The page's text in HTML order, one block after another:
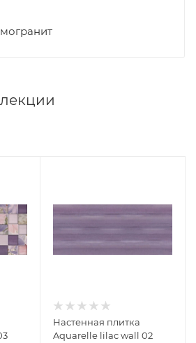
Настенная плитка
Aquarelle lilac wall 02